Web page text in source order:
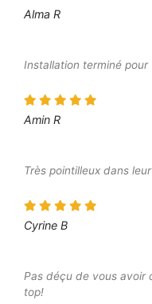
Alma R
Installation terminé pour
Amin R
Très pointilleux dans
Cyrine B
Pas déçu de vous avoir
top!